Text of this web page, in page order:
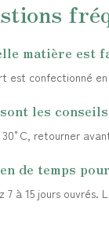
matière est
est confectionné
les
30°C, retourner
de temps
7 à 15 jours ouvrés.